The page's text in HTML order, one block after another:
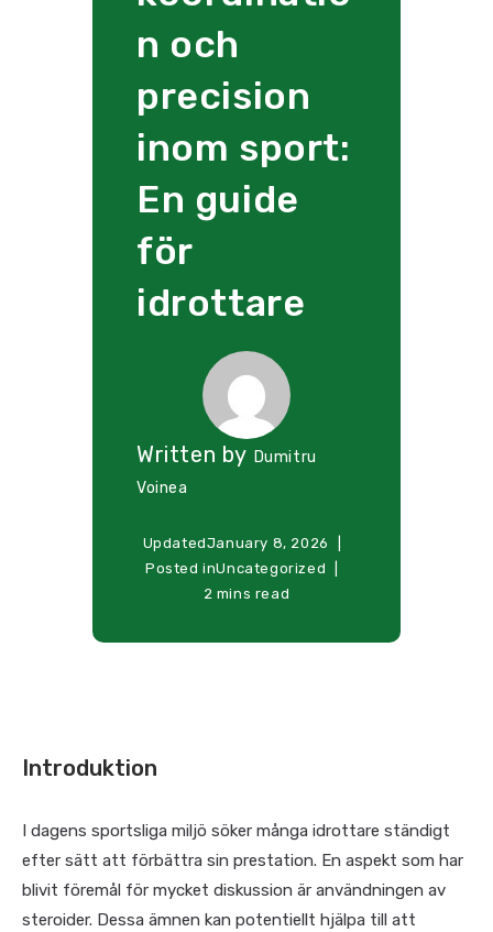
n och
precision
inom sport:
En guide
för
idrottare
Written by Dumitru
Voinea
UpdatedJanuary 8, 2026
Posted inUncategorized
2 mins read
Introduktion
I dagens sportsliga miljö söker många idrottare ständigt
efter sätt att förbättra sin prestation. En aspekt som har
blivit föremål för mycket diskussion är användningen av
steroider. Dessa ämnen kan potentiellt hjälpa till att